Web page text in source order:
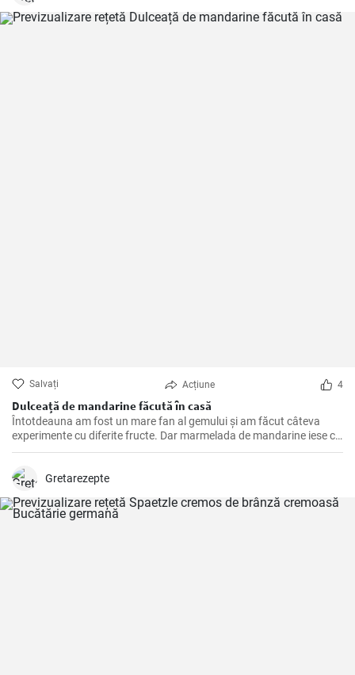
Salvați Acțiune 4
Dulceață de mandarine făcută în casă
Întotdeauna am fost un mare fan al gemului și am făcut câteva
experimente cu diferite fructe. Dar marmelada de mandarine iese cu
adevărat în evidență. Are acea aromă luminoasă, de citrice, care
o adăugați. Cu această rețetă, v-ați putea bucura de prospețimea
Gretarezepte